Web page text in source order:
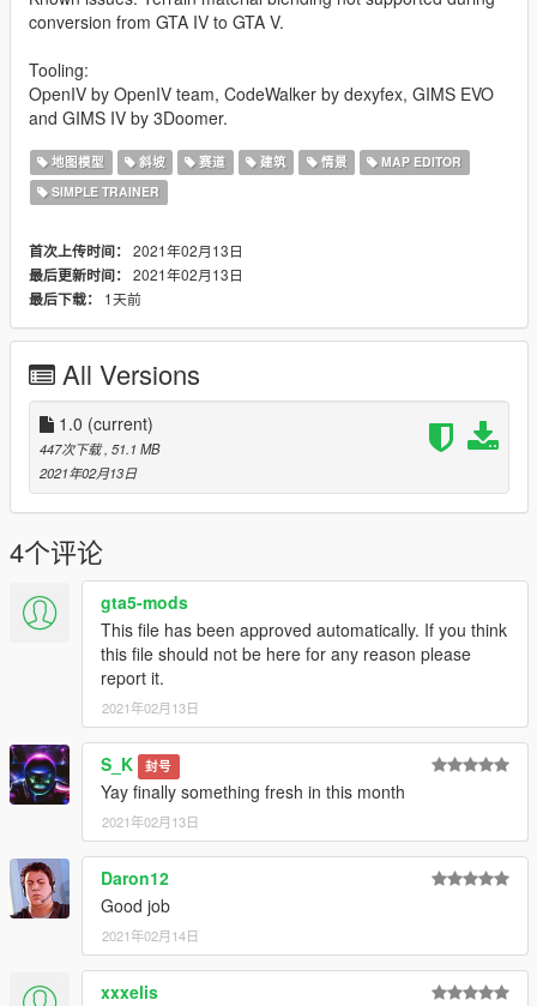
conversion from GTA IV to GTA V.
Tooling:
OpenIV by OpenIV team, CodeWalker by dexyfex, GIMS EVO
and GIMS IV by 3Doomer.
地图模型 斜坡 赛道 建筑 情景
MAP EDITOR
SIMPLE TRAINER
首次上传时间： 2021年02月13日
最后更新时间： 2021年02月13日
最后下载：
1天前
All Versions
1.0 (current)
447次下载, 51.1 MB
2021年02月13日
4个评论
gta5-mods
This file has been approved automatically. If you think
this file should not be here for any reason please
report it.
2021年02月13日
S_K 封号
Yay finally something fresh in this month
2021年02月13日
Daron12
Good job
2021年02月14日
xxxelis